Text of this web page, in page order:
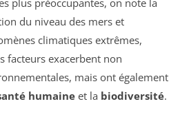
plus préoccupantes, on note la
du niveau des mers et
climatiques extrêmes,
facteurs exacerbent non
mais ont également
humaine et la biodiversité.